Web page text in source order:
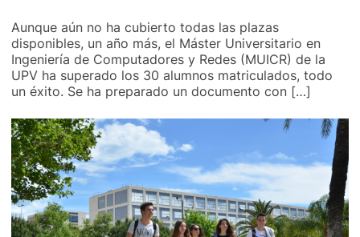
Aunque aún no ha cubierto todas las plazas
disponibles, un año más, el Máster Universitario en
Ingeniería de Computadores y Redes (MUICR) de la
UPV ha superado los 30 alumnos matriculados, todo
un éxito. Se ha preparado un documento con […]